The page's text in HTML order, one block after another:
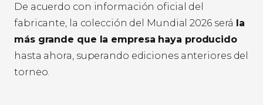
De acuerdo con información oficial del
fabricante, la colección del Mundial 2026 será
la
más grande que la empresa haya producido
hasta ahora, superando ediciones anteriores del
torneo.